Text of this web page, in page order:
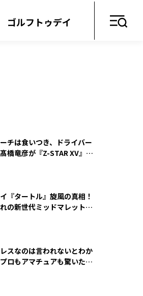
ゴルフトゥデイ
ーチは食いつき、ドライバー
橋竜彦が『Z-STAR XV』を
『タートル』旋風の真相！
の新世代ミッドマレットが
レスなのは言われないとわか
ロもアマチュアも驚いた